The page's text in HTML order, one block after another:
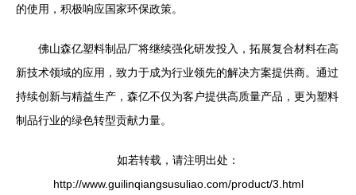
的使用，积极响应国家环保政策。
佛山森亿塑料制品厂将继续强化研发投入，拓展复合材料在高
新技术领域的应用，致力于成为行业领先的解决方案提供商。通过
持续创新与精益生产，森亿不仅为客户提供高质量产品，更为塑料
制品行业的绿色转型贡献力量。
如若转载，请注明出处：
http://www.guilinqiangsusuliao.com/product/3.html